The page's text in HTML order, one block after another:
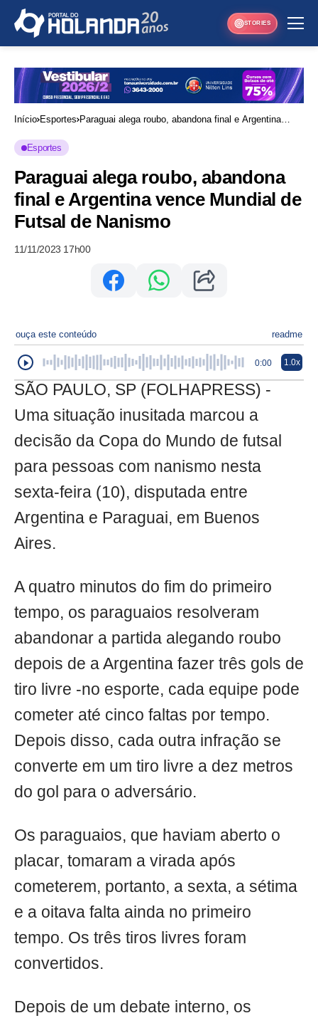
STORIES
Início Esportes Paraguai alega roubo, abandona final e Argentina
Esportes
Paraguai alega roubo, abandona
final e Argentina vence Mundial de
Futsal de Nanismo
11/11/2023 17h00
ouça este conteúdo readme
0:00 1.0x
SÃO PAULO, SP (FOLHAPRESS) -
Uma situação inusitada marcou a
decisão da Copa do Mundo de futsal
para pessoas com nanismo nesta
sexta-feira (10), disputada entre
Argentina e Paraguai, em Buenos
Aires.
A quatro minutos do fim do primeiro
tempo, os paraguaios resolveram
abandonar a partida alegando roubo
depois de a Argentina fazer três gols de
tiro livre -no esporte, cada equipe pode
cometer até cinco faltas por tempo.
Depois disso, cada outra infração se
converte em um tiro livre a dez metros
do gol para o adversário.
Os paraguaios, que haviam aberto o
placar, tomaram a virada após
cometerem, portanto, a sexta, a sétima
e a oitava falta ainda no primeiro
tempo. Os três tiros livres foram
convertidos.
Depois de um debate interno, os